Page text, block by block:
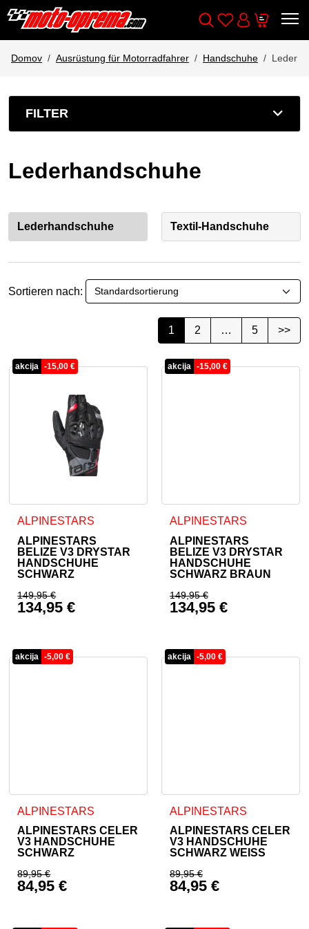
Wishlist
Cart
Domov Ausrüstung für Motorradfahrer Handschuhe
FILTER
Lederhandschuhe
Lederhandschuhe Textil-Handschuhe
Sortieren nach:
1 2 … 5 >>
akcija -15,00€
ALPINESTARS
ALPINESTARS
BELIZE V3 DRYSTAR
HANDSCHUHE
SCHWARZ
149,95€
Ursprünglicher Preis war: 149,95 €
134,95€
Dieses Produkt weist mehrere Varianten auf. Die
akcija -15,00 €
ALPINESTARS
ALPINESTARS
BELIZE V3 DRYSTAR
HANDSCHUHE
SCHWARZ BRAUN
149,95€
Ursprünglicher
134,95 €
Dieses Produkt weist
akcija -5,00€
ALPINESTARS
ALPINESTARS CELER
V3 HANDSCHUHE
SCHWARZ
89,95€
Ursprünglicher Preis war: 89,95 €
84,95€
Dieses Produkt weist mehrere Varianten auf. Die
akcija -5,00 €
ALPINESTARS
ALPINESTARS CELER
V3 HANDSCHUHE
SCHWARZ WEISS
89,95€
Ursprünglicher
84,95 €
Dieses Produkt weist